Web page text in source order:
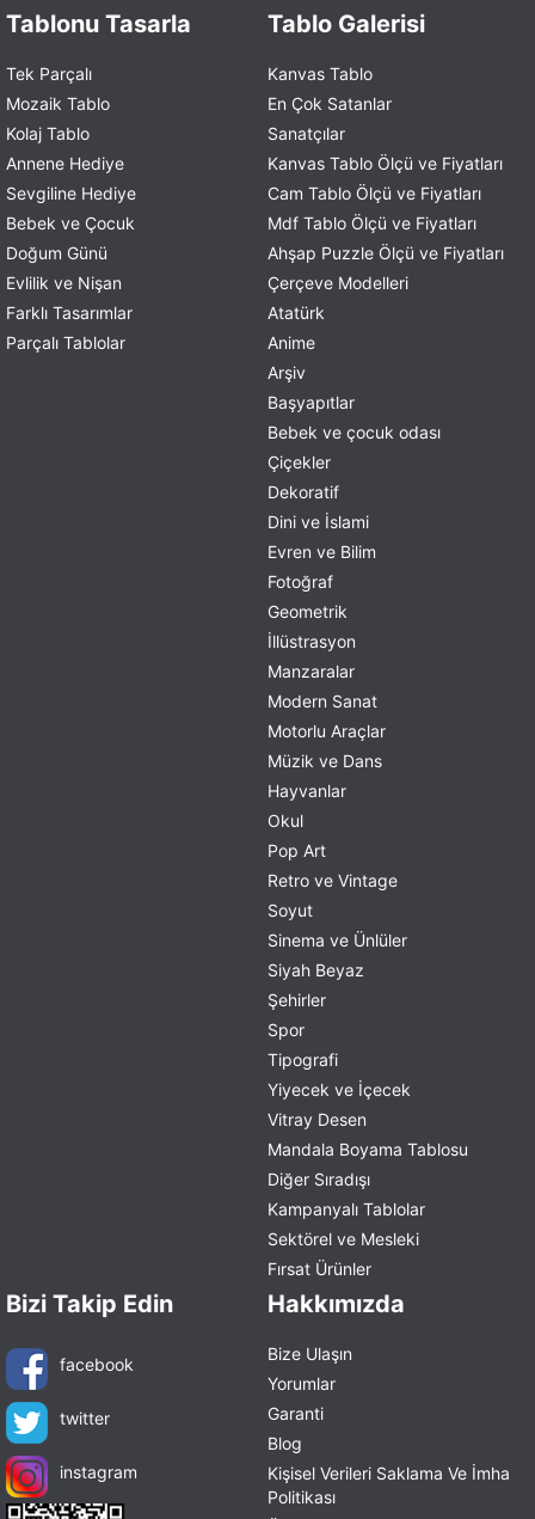
Tablonu Tasarla
Tek Parçalı
Mozaik Tablo
Kolaj Tablo
Annene Hediye
Sevgiline Hediye
Bebek ve Çocuk
Doğum Günü
Evlilik ve Nişan
Farklı Tasarımlar
Parçalı Tablolar
Tablo Galerisi
Kanvas Tablo
En Çok Satanlar
Sanatçılar
Kanvas Tablo Ölçü ve Fiyatları
Cam Tablo Ölçü ve Fiyatları
Mdf Tablo Ölçü ve Fiyatları
Ahşap Puzzle Ölçü ve Fiyatları
Çerçeve Modelleri
Atatürk
Anime
Arşiv
Başyapıtlar
Bebek ve çocuk odası
Çiçekler
Dekoratif
Dini ve İslami
Evren ve Bilim
Fotoğraf
Geometrik
İllüstrasyon
Manzaralar
Modern Sanat
Motorlu Araçlar
Müzik ve Dans
Hayvanlar
Okul
Pop Art
Retro ve Vintage
Soyut
Sinema ve Ünlüler
Siyah Beyaz
Şehirler
Spor
Tipografi
Yiyecek ve İçecek
Vitray Desen
Mandala Boyama Tablosu
Diğer Sıradışı
Kampanyalı Tablolar
Sektörel ve Mesleki
Fırsat Ürünler
Bizi Takip Edin
facebook
twitter
instagram
Hakkımızda
Bize Ulaşın
Yorumlar
Garanti
Blog
Kişisel Verileri Saklama Ve İmha
Politikası